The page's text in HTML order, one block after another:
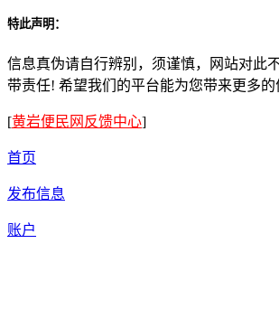
特此声明：
信息真伪请自行辨别，须谨慎，网站对此
带责任! 希望我们的平台能为您带来更多的
[黄岩便民网反馈中心]
首页
发布信息
账户